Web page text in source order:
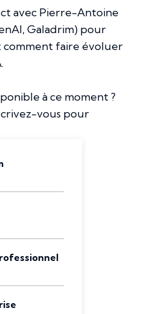
avec Pierre-Antoine
Galadrim) pour
faire évoluer
à ce moment ?
vous pour